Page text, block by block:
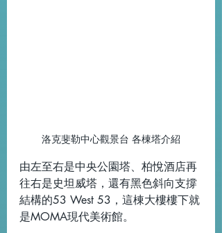
洛克斐勒中心觀景台 各棟塔介紹
由左至右是中央公園塔、柏悅酒店再
往右是史坦威塔，還有黑色斜向支撐
結構的53 West 53，這棟大樓樓下就
是MOMA現代美術館。